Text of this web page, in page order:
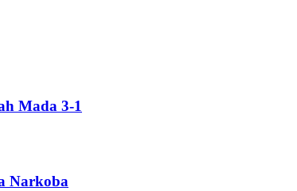
Mada 3-1
Narkoba